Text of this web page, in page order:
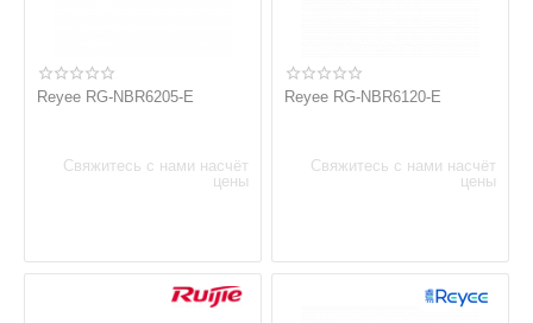
Reyee RG-NBR6205-E
Свяжитесь с нами насчёт
цены
Reyee RG-NBR6120-E
Свяжитесь с нами насчёт
цены